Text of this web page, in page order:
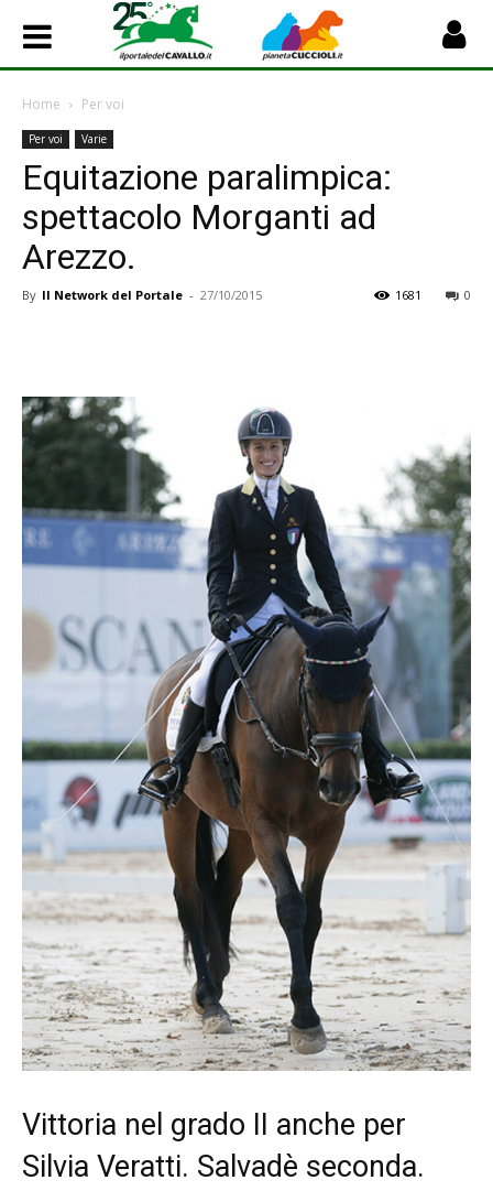
Home Per voi
Per voi Varie
Equitazione paralimpica:
spettacolo Morganti ad
Arezzo.
By Il Network del Portale - 27/10/2015 0
1681
Vittoria nel grado II anche per
Silvia Veratti. Salvadè seconda.